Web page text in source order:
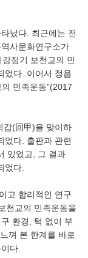
났다. 최근에는 전
사문화연구소가
점기 보천교의 민
었다. 이어서 정읍
민족운동”(2017
갑(回甲)을 맞이하
었다. 출판과 관련
있었고, 그 결과
었다.
고 합리적인 연구
천교의 민족운동을
환경, 턱 없이 부
껴 본 한계를 바로
다.